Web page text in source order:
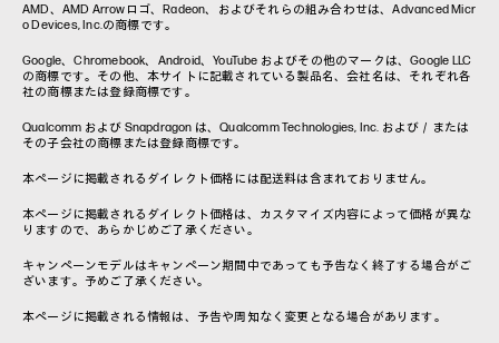
AMD、AMD Arrowロゴ、Radeon、およびそれらの組み合わせは、Advanced Micr
o Devices, Inc.の商標です。
Google、Chromebook、Android、YouTube およびその他のマークは、Google LLC
の商標です。その他、本サイトに記載されている製品名、会社名は、それぞれ各
社の商標または登録商標です。
Qualcomm および Snapdragon は、Qualcomm Technologies, Inc. および／または
その子会社の商標または登録商標です。
本ページに掲載されるダイレクト価格には配送料は含まれておりません。
本ページに掲載されるダイレクト価格は、カスタマイズ内容によって価格が異な
りますので、あらかじめご了承ください。
キャンペーンモデルはキャンペーン期間中であっても予告なく終了する場合がご
ざいます。予めご了承ください。
本ページに掲載される情報は、予告や周知なく変更となる場合があります。